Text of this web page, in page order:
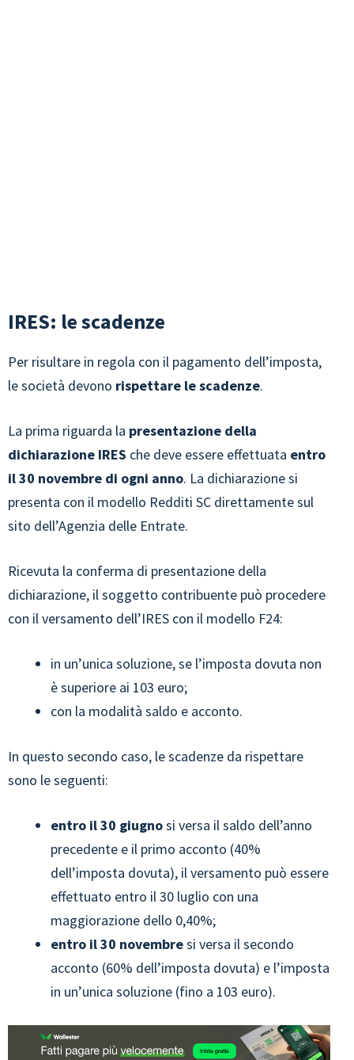
IRES: le scadenze
Per risultare in regola con il pagamento dell’imposta,
le società devono rispettare le scadenze.
La prima riguarda la presentazione della
dichiarazione IRES che deve essere effettuata entro
il 30 novembre di ogni anno. La dichiarazione si
presenta con il modello Redditi SC direttamente sul
sito dell’Agenzia delle Entrate.
Ricevuta la conferma di presentazione della
dichiarazione, il soggetto contribuente può procedere
con il versamento dell’IRES con il modello F24:
in un’unica soluzione, se l’imposta dovuta non
è superiore ai 103 euro;
con la modalità saldo e acconto.
In questo secondo caso, le scadenze da rispettare
sono le seguenti:
entro il 30 giugnosi versa il saldo dell’anno
precedente e il primo acconto (40%
dell’imposta dovuta), il versamento può essere
effettuato entro il 30 luglio con una
maggiorazione dello 0,40%;
entro il 30 novembresi versa il secondo
acconto (60% dell’imposta dovuta) e l’imposta
in un’unica soluzione (fino a 103 euro).